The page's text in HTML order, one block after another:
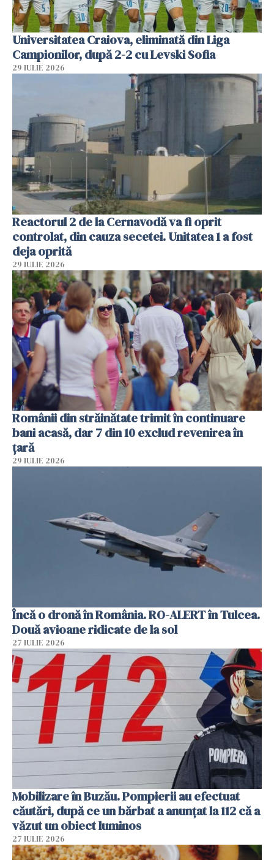
Universitatea Craiova, eliminată din Liga
Campionilor, după 2-2 cu Levski Sofia
29 IULIE 2026
Reactorul 2 de la Cernavodă va fi oprit
controlat, din cauza secetei. Unitatea 1 a fost
deja oprită
29 IULIE 2026
Românii din străinătate trimit în continuare
bani acasă, dar 7 din 10 exclud revenirea în
țară
29 IULIE 2026
Încă o dronă în România. RO-ALERT în Tulcea.
Două avioane ridicate de la sol
27 IULIE 2026
Mobilizare în Buzău. Pompierii au efectuat
căutări, după ce un bărbat a anunțat la 112 că a
văzut un obiect luminos
27 IULIE 2026